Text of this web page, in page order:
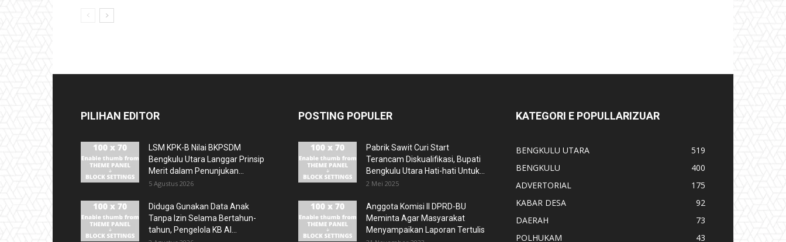
PILIHAN EDITOR
LSM KPK-B Nilai BKPSDM
Bengkulu Utara Langgar Prinsip
Merit dalam Penunjukan...
5 Agustus 2026
Diduga Gunakan Data Anak
Tanpa Izin Selama Bertahun-
tahun, Pengelola KB Al...
POSTING POPULER
Pabrik Sawit Curi Start
Terancam Diskualifikasi, Bupati
Bengkulu Utara Hati-hati Untuk...
2 Mei 2025
Anggota Komisi II DPRD-BU
Meminta Agar Masyarakat
Menyampaikan Laporan Tertulis
KATEGORI E POPULLARIZUAR
BENGKULU UTARA
519
BENGKULU
400
ADVERTORIAL
175
KABAR DESA
92
DAERAH
73
POLHUKAM
43